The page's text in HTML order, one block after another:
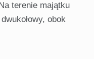
terenie majątku
obok